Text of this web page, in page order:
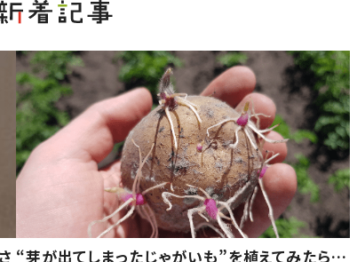
“芽が出てしまったじゃがいも”を植えてみたら…